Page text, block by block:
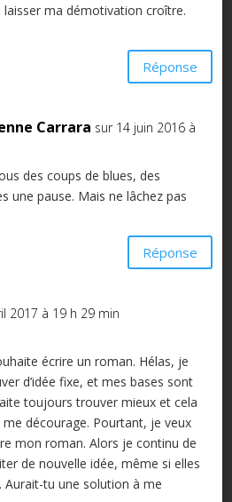
laisser ma démotivation croître.
Réponse
Carrara sur 14 juin 2016 à
des coups de blues, des
une pause. Mais ne lâchez pas
Réponse
2017 à 19 h 29 min
écrire un roman. Hélas, je
d’idée fixe, et mes bases sont
toujours trouver mieux et cela
décourage. Pourtant, je veux
mon roman. Alors je continu de
de nouvelle idée, même si elles
Aurait-tu une solution à me